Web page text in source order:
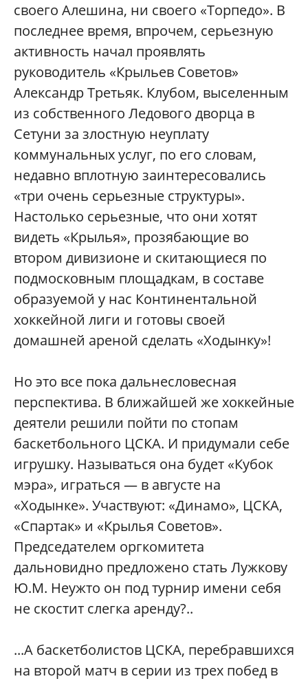
своего Алешина, ни своего «Торпедо». В
последнее время, впрочем, серьезную
активность начал проявлять
руководитель «Крыльев Советов»
Александр Третьяк. Клубом, выселенным
из собственного Ледового дворца в
Сетуни за злостную неуплату
коммунальных услуг, по его словам,
недавно вплотную заинтересовались
«три очень серьезные структуры».
Настолько серьезные, что они хотят
видеть «Крылья», прозябающие во
втором дивизионе и скитающиеся по
подмосковным площадкам, в составе
образуемой у нас Континентальной
хоккейной лиги и готовы своей
домашней ареной сделать «Ходынку»!
Но это все пока дальнесловесная
перспектива. В ближайшей же хоккейные
деятели решили пойти по стопам
баскетбольного ЦСКА. И придумали себе
игрушку. Называться она будет «Кубок
мэра», играться — в августе на
«Ходынке». Участвуют: «Динамо», ЦСКА,
«Спартак» и «Крылья Советов».
Председателем оргкомитета
дальновидно предложено стать Лужкову
Ю.М. Неужто он под турнир имени себя
не скостит слегка аренду?..
...А баскетболистов ЦСКА, перебравшихся
на второй матч в серии из трех побед в